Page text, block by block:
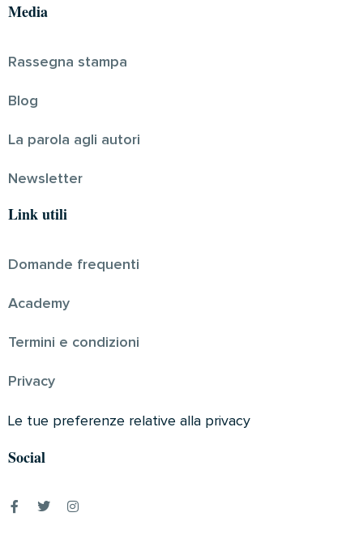
Media
Rassegna stampa
Blog
La parola agli autori
Newsletter
Link utili
Domande frequenti
Academy
Termini e condizioni
Privacy
Le tue preferenze relative alla privacy
Social